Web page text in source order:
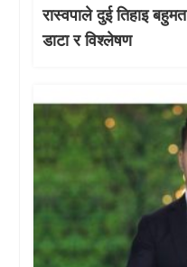
रास्वपाले दुई तिहाइ
डाटा र विश्लेषण